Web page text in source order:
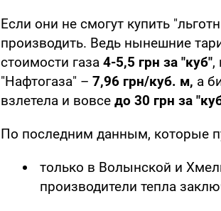
Если они не смогут купить
производить. Ведь нынешние
стоимости газа 4-5,5 грн за "куб",
"Нафтогаза" – 7,96 грн/куб. м, а
взлетела и вовсе до 30 грн за
По последним данным, которые
только в Волынской и
производители тепла